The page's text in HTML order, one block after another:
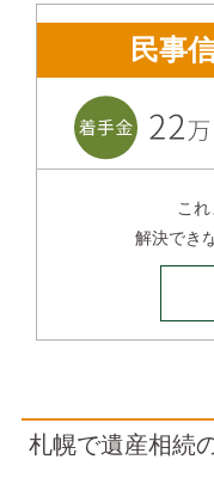
民事
こ
解決でき
札幌で遺産相続